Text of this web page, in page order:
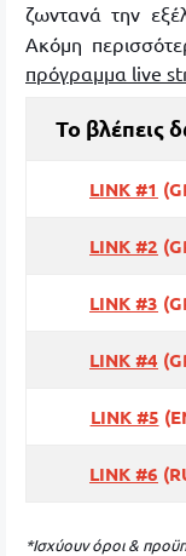
ζωντανά την
Ακόμη
πρόγραμμα live
Το βλέπεις
LINK #1
LINK #2
LINK #3
LINK #4
LINK #5
LINK #6
*Ισχύουν όροι &